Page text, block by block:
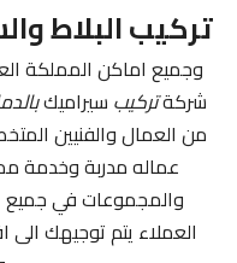
تركيب البلاط
وجميع اماكن المملكة
شركةتركيب سيراميك
من العمال والفنيين
عماله مدربة وخدمة
والمجموعات في جميع
العملاء يتم توجيهك